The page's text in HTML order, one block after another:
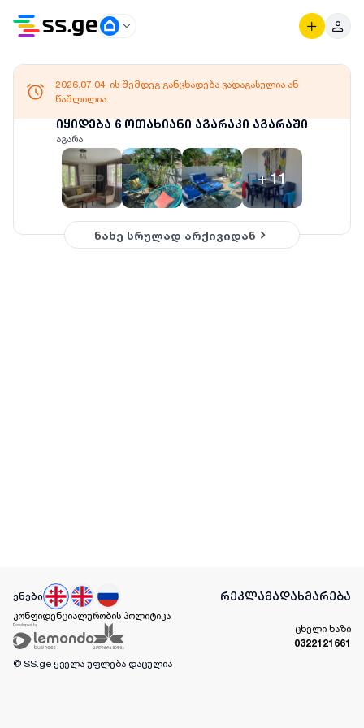
იყიდება 6 ოთახიანი აგარაკი აგარაში
აგარა
+11
2026.07.04-ის შემდეგ განცხადება ვადაგასულია ან
წაშლილია
ნახე სრულად არქივიდან
ენები რეკლამადახმარება
კონფიდენციალურობის პოლიტიკა
ცხელი ხაზი
0322121661
© SS.ge ყველა უფლება დაცულია